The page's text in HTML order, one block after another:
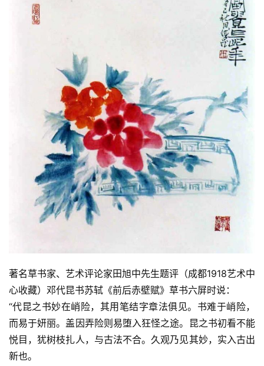
著名草书家、艺术评论家田旭中先生题评（成都1918艺术中
心收藏）邓代昆书苏轼《前后赤壁赋》草书六屏时说：
“代昆之书妙在峭险，其用笔结字章法俱见。书难于峭险，
而易于妍丽。盖因弄险则易堕入狂怪之途。昆之书初看不能
悦目，犹树枝扎人，与古法不合。久观乃见其妙，实入古出
新也。